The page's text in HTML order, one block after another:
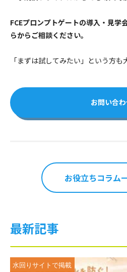
FCEプロンプトゲートの導入・見学
らからご相談ください。
「まずは試してみたい」という方も
お問い合
お役立ちコラム
最新記事